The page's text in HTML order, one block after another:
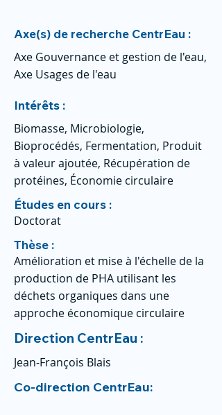
Axe(s) de recherche CentrEau :
Axe Gouvernance et gestion de l'eau,
Axe Usages de l'eau
Intérêts :
Biomasse, Microbiologie,
Bioprocédés, Fermentation, Produit
à valeur ajoutée, Récupération de
protéines, Économie circulaire
Études en cours :
Doctorat
Thèse :
Amélioration et mise à l'échelle de la
production de PHA utilisant les
déchets organiques dans une
approche économique circulaire
Direction CentrEau :
Jean-François Blais
Co-direction CentrEau: